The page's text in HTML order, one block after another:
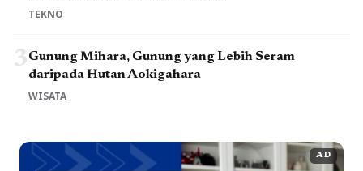
TEKNO
3Gunung Mihara, Gunung yang Lebih Seram
daripada Hutan Aokigahara
WISATA
AD